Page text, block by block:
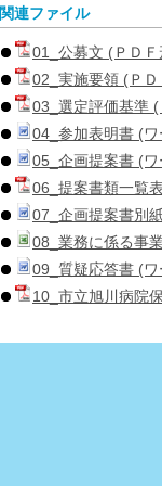
関連ファイル
01_公募文 (ＰＤ
02_実施要領 (Ｐ
03_選定評価基準
04_参加表明書 (
05_企画提案書 (
06_提案書類一覧
07_企画提案書別
08_業務に係る事
09_質疑応答書 (
10_市立旭川病院